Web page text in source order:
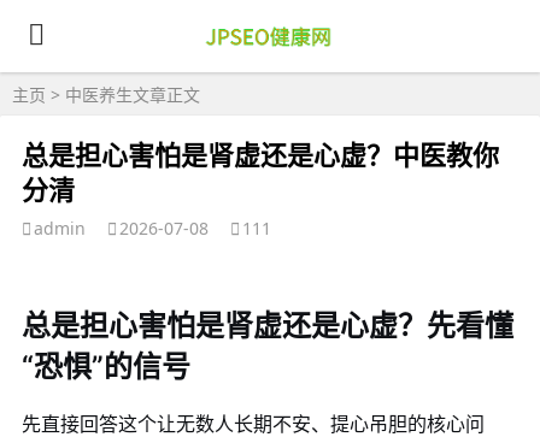
主页 > 中医养生文章正文
总是担心害怕是肾虚还是心虚？中医教你
分清
admin 2026-07-08 111
总是担心害怕是肾虚还是心虚？先看懂
“恐惧”的信号
先直接回答这个让无数人长期不安、提心吊胆的核心问